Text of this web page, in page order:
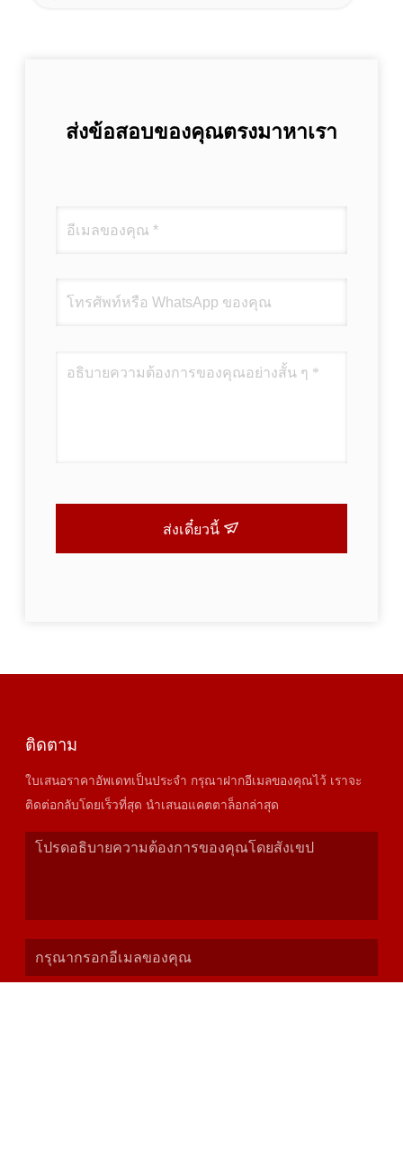
ส่งข้อสอบของคุณตรงมาหาเรา
ส่งเดี๋ยวนี้
ติดตาม
ใบเสนอราคาอัพเดทเป็นประจำ กรุณาฝากอีเมลของคุณไว้ เราจะ
ติดต่อกลับโดยเร็วที่สุด นำเสนอแคตตาล็อกล่าสุด